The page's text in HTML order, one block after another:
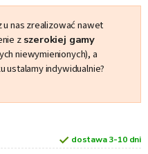
nas zrealizować nawet
z szerokiej gamy
niewymienionych), a
ustalamy indywidualnie?
dostawa 3-10 dni